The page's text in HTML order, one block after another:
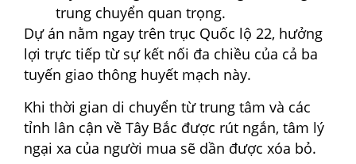
trung chuyển quan trọng.
Dự án nằm ngay trên trục Quốc lộ 22, hưởng
lợi trực tiếp từ sự kết nối đa chiều của cả ba
tuyến giao thông huyết mạch này.
Khi thời gian di chuyển từ trung tâm và các
tỉnh lân cận về Tây Bắc được rút ngắn, tâm lý
ngại xa của người mua sẽ dần được xóa bỏ.